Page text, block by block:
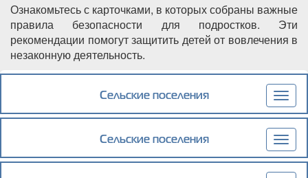
Ознакомьтесь с карточками, в которых собраны важные
правила безопасности для подростков. Эти
рекомендации помогут защитить детей от вовлечения в
незаконную деятельность.
Подробнеео Уважаемые жители Каякентского района!
Сельские поселения
Сельские поселения